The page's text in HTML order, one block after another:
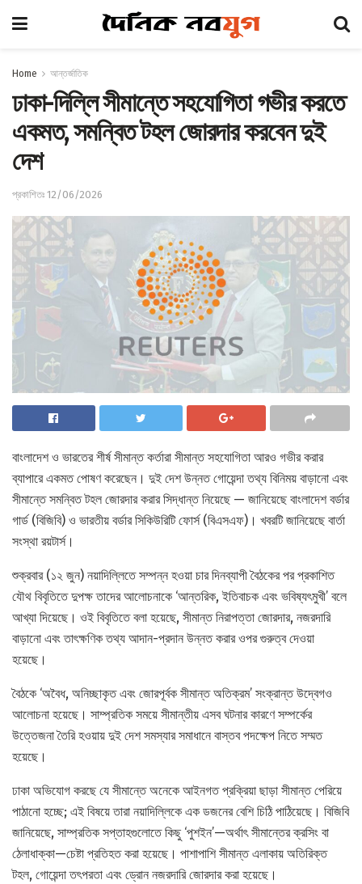
Home আন্তর্জাতিক
ঢাকা-দিল্লি সীমান্তে সহযোগিতা গভীর করতে
একমত, সমন্বিত টহল জোরদার করবেন দুই
দেশ
প্রকাশিতঃ 12/06/2026
বাংলাদেশ ও ভারতের শীর্ষ সীমান্ত কর্তারা সীমান্ত সহযোগিতা আরও গভীর করার
ব্যাপারে একমত পোষণ করেছেন। দুই দেশ উন্নত গোয়েন্দা তথ্য বিনিময় বাড়ানো এবং
সীমান্তে সমন্বিত টহল জোরদার করার সিদ্ধান্ত নিয়েছে — জানিয়েছে বাংলাদেশ বর্ডার
গার্ড (বিজিবি) ও ভারতীয় বর্ডার সিকিউরিটি ফোর্স (বিএসএফ)। খবরটি জানিয়েছে বার্তা
সংস্থা রয়টার্স।
শুক্রবার (১২ জুন) নয়াদিল্লিতে সম্পন্ন হওয়া চার দিনব্যাপী বৈঠকের পর প্রকাশিত
যৌথ বিবৃতিতে দুপক্ষ তাদের আলোচনাকে ‘আন্তরিক, ইতিবাচক এবং ভবিষ্যৎমুখী’ বলে
আখ্যা দিয়েছে। ওই বিবৃতিতে বলা হয়েছে, সীমান্ত নিরাপত্তা জোরদার, নজরদারি
বাড়ানো এবং তাৎক্ষণিক তথ্য আদান-প্রদান উন্নত করার ওপর গুরুত্ব দেওয়া
হয়েছে।
বৈঠকে ‘অবৈধ, অনিচ্ছাকৃত এবং জোরপূর্বক সীমান্ত অতিক্রম’ সংক্রান্ত উদ্বেগও
আলোচনা হয়েছে। সাম্প্রতিক সময়ে সীমান্তীয় এসব ঘটনার কারণে সম্পর্কের
উত্তেজনা তৈরি হওয়ায় দুই দেশ সমস্যার সমাধানে বাস্তব পদক্ষেপ নিতে সম্মত
হয়েছে।
ঢাকা অভিযোগ করছে যে সীমান্তে অনেকে আইনগত প্রক্রিয়া ছাড়া সীমান্ত পেরিয়ে
পাঠানো হচ্ছে; এই বিষয়ে তারা নয়াদিল্লিকে এক ডজনের বেশি চিঠি পাঠিয়েছে। বিজিবি
জানিয়েছে, সাম্প্রতিক সপ্তাহগুলোতে কিছু ‘পুশইন’—অর্থাৎ সীমান্তের ক্রসিং বা
ঠেলাধাক্কা—চেষ্টা প্রতিহত করা হয়েছে। পাশাপাশি সীমান্ত এলাকায় অতিরিক্ত
টহল, গোয়েন্দা তৎপরতা এবং ড্রোন নজরদারি জোরদার করা হয়েছে।